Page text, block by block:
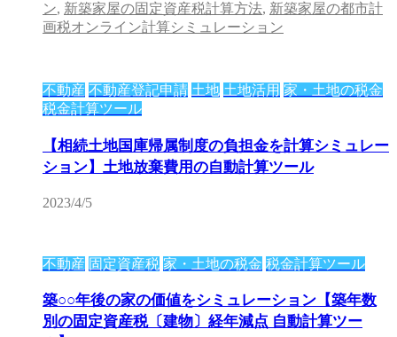
ン, 新築家屋の固定資産税計算方法, 新築家屋の都市計
画税オンライン計算シミュレーション
不動産 不動産登記申請 土地 土地活用 家・土地の税金
税金計算ツール
【相続土地国庫帰属制度の負担金を計算シミュレー
ション】土地放棄費用の自動計算ツール
2023/4/5
不動産 固定資産税 家・土地の税金 税金計算ツール
築○○年後の家の価値をシミュレーション【築年数
別の固定資産税〔建物〕経年減点 自動計算ツー